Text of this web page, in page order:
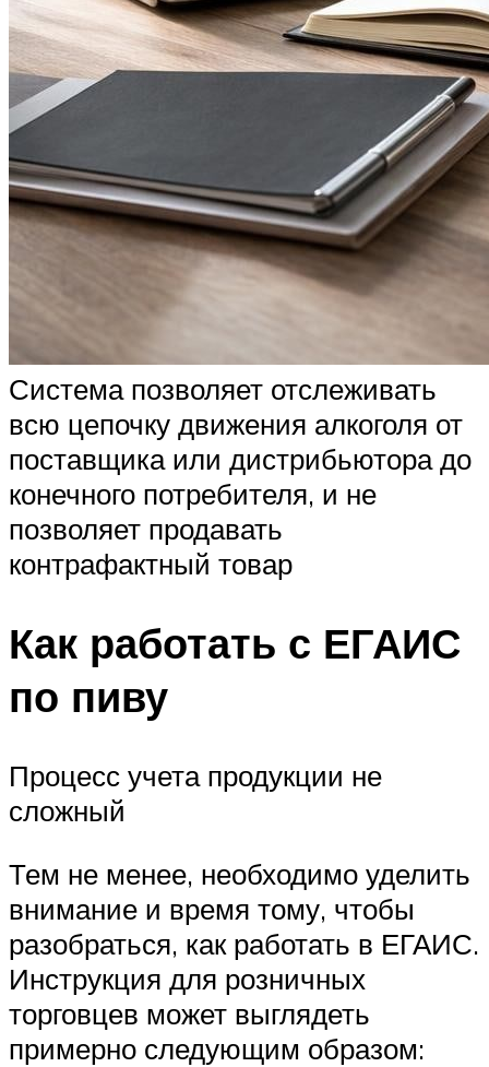
Система позволяет отслеживать
всю цепочку движения алкоголя от
поставщика или дистрибьютора до
конечного потребителя, и не
позволяет продавать
контрафактный товар
Как работать с ЕГАИС
по пиву
Процесс учета продукции не
сложный
Тем не менее, необходимо уделить
внимание и время тому, чтобы
разобраться, как работать в ЕГАИС.
Инструкция для розничных
торговцев может выглядеть
примерно следующим образом: